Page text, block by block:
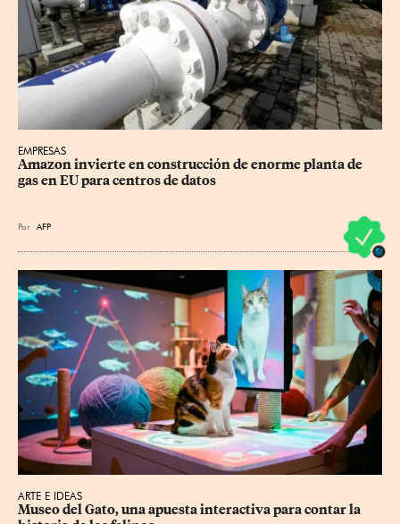
EMPRESAS
Amazon invierte en construcción de enorme planta de
gas en EU para centros de datos
Por AFP
ARTE E IDEAS
Museo del Gato, una apuesta interactiva para contar la